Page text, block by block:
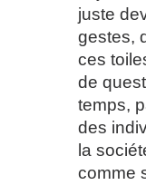
juste
gestes,
ces
de
temps,
des
la
comme